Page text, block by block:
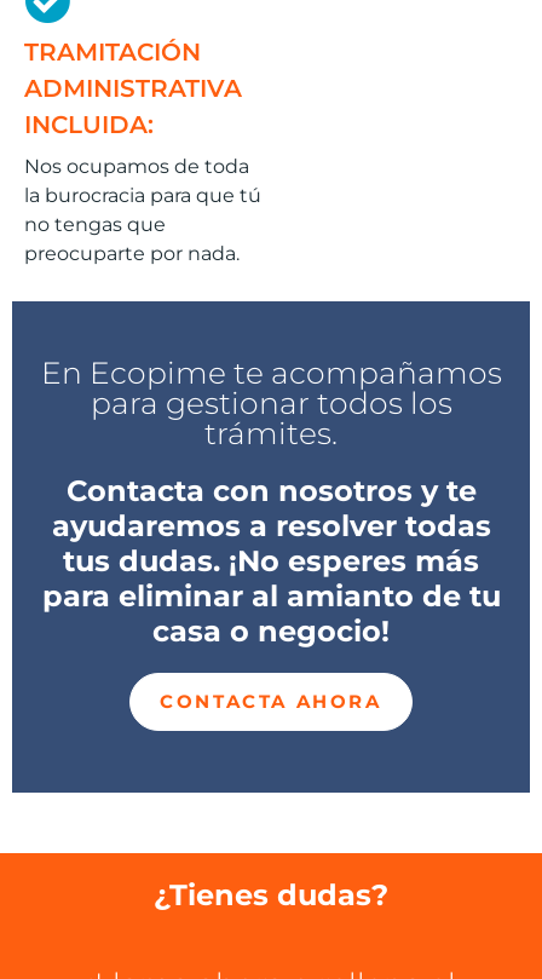
TRAMITACIÓN
ADMINISTRATIVA
INCLUIDA:
Nos ocupamos de toda
la burocracia para que tú
no tengas que
preocuparte por nada.
En Ecopime te acompañamos
para gestionar todos los
trámites.
Contacta con nosotros y te
ayudaremos a resolver todas
tus dudas. ¡No esperes más
para eliminar al amianto de tu
casa o negocio!
CONTACTA AHORA
¿Tienes dudas?